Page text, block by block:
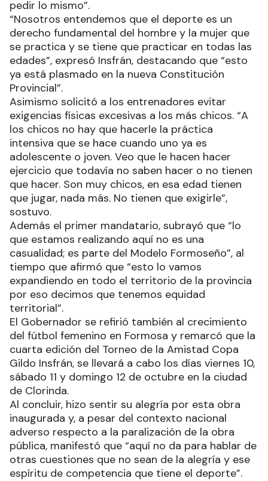
pedir lo mismo”.
“Nosotros entendemos que el deporte es un
derecho fundamental del hombre y la mujer que
se practica y se tiene que practicar en todas las
edades”, expresó Insfrán, destacando que “esto
ya está plasmado en la nueva Constitución
Provincial”.
Asimismo solicitó a los entrenadores evitar
exigencias físicas excesivas a los más chicos. “A
los chicos no hay que hacerle la práctica
intensiva que se hace cuando uno ya es
adolescente o joven. Veo que le hacen hacer
ejercicio que todavía no saben hacer o no tienen
que hacer. Son muy chicos, en esa edad tienen
que jugar, nada más. No tienen que exigirle”,
sostuvo.
Además el primer mandatario, subrayó que “lo
que estamos realizando aquí no es una
casualidad; es parte del Modelo Formoseño”, al
tiempo que afirmó que “esto lo vamos
expandiendo en todo el territorio de la provincia
por eso decimos que tenemos equidad
territorial”.
El Gobernador se refirió también al crecimiento
del fútbol femenino en Formosa y remarcó que la
cuarta edición del Torneo de la Amistad Copa
Gildo Insfrán, se llevará a cabo los días viernes 10,
sábado 11 y domingo 12 de octubre en la ciudad
de Clorinda.
Al concluir, hizo sentir su alegría por esta obra
inaugurada y, a pesar del contexto nacional
adverso respecto a la paralización de la obra
pública, manifestó que “aquí no da para hablar de
otras cuestiones que no sean de la alegría y ese
espíritu de competencia que tiene el deporte”.